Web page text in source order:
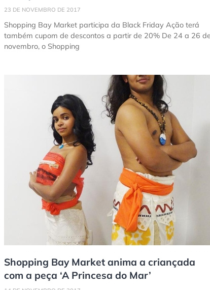
23 DE NOVEMBRO DE 2017
Shopping Bay Market participa da Black Friday Ação terá
também cupom de descontos a partir de 20% De 24 a 26 de
novembro, o Shopping
Shopping Bay Market anima a criançada
com a peça ‘A Princesa do Mar’